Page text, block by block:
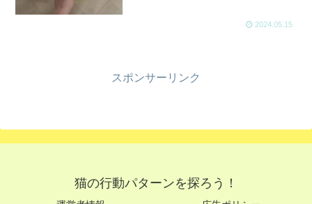
2024.05.15
スポンサーリンク
猫の行動パターンを探ろう！